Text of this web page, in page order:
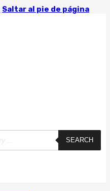
Saltar al pie de página
SEARCH